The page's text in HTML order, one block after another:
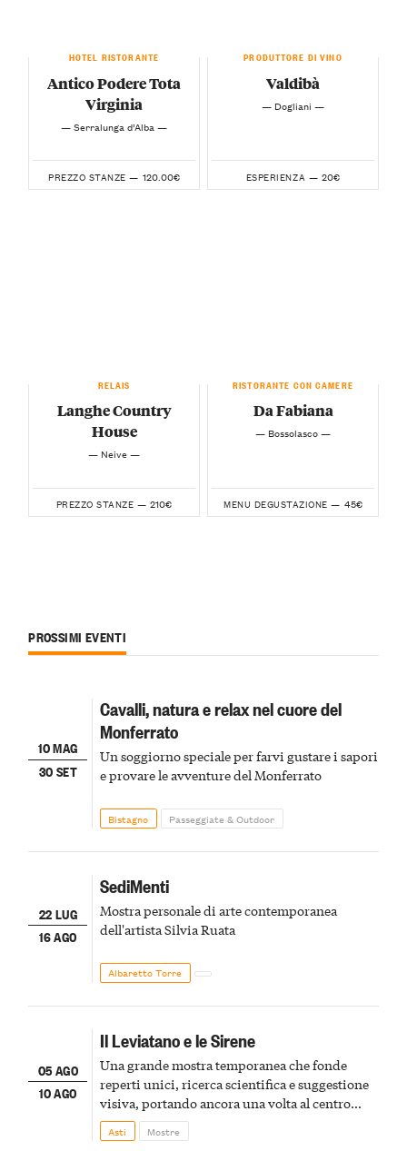
HOTEL RISTORANTE
Antico Podere Tota
Virginia
— Serralunga d’Alba —
PREZZO STANZE — 120.00€
PRODUTTORE DI VINO
Valdibà
— Dogliani —
ESPERIENZA — 20€
RELAIS
Langhe Country
House
— Neive —
PREZZO STANZE — 210€
RISTORANTE CON CAMERE
Da Fabiana
— Bossolasco —
MENU DEGUSTAZIONE — 45€
PROSSIMI EVENTI
10 MAG
30 SET
Cavalli, natura e relax nel cuore del
Monferrato
Un soggiorno speciale per farvi gustare i sapori
e provare le avventure del Monferrato
Bistagno Passeggiate & Outdoor
22 LUG
16 AGO
SediMenti
Mostra personale di arte contemporanea
dell'artista Silvia Ruata
Albaretto Torre
05 AGO
10 AGO
Il Leviatano e le Sirene
Una grande mostra temporanea che fonde
reperti unici, ricerca scientifica e suggestione
visiva, portando ancora una volta al centro
della scena le meraviglie del passato astigiano
Asti Mostre